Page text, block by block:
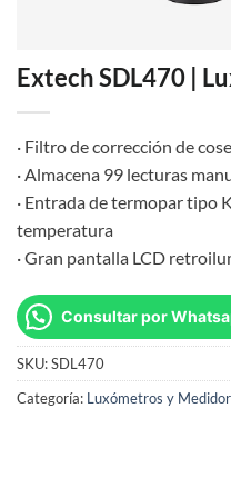
Extech SDL470 |
· Filtro de corrección de
· Almacena 99 lecturas
· Entrada de termopar tipo
temperatura
· Gran pantalla LCD
Consultar por
SKU:SDL470
Categoría: Luxómetros y